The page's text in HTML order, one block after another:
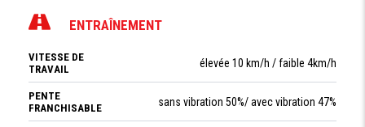
ENTRAÎNEMENT
VITESSE DE
TRAVAIL
élevée 10 km/h / faible 4km/h
PENTE
FRANCHISABLE
sans vibration 50%/ avec vibration 47%